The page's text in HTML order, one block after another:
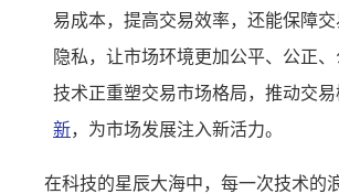
易成本，提高交易效率，还能保障
隐私，让市场环境更加公平、公正
技术正重塑交易市场格局，推动交
新，为市场发展注入新活力。
在科技的星辰大海中，每一次技术的